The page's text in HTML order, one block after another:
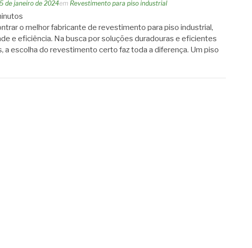
5 de janeiro de 2024em Revestimento para piso industrial
o melhor fabricante de revestimento para piso industrial,
e eficiência. Na busca por soluções duradouras e eficientes
a escolha do revestimento certo faz toda a diferença. Um piso